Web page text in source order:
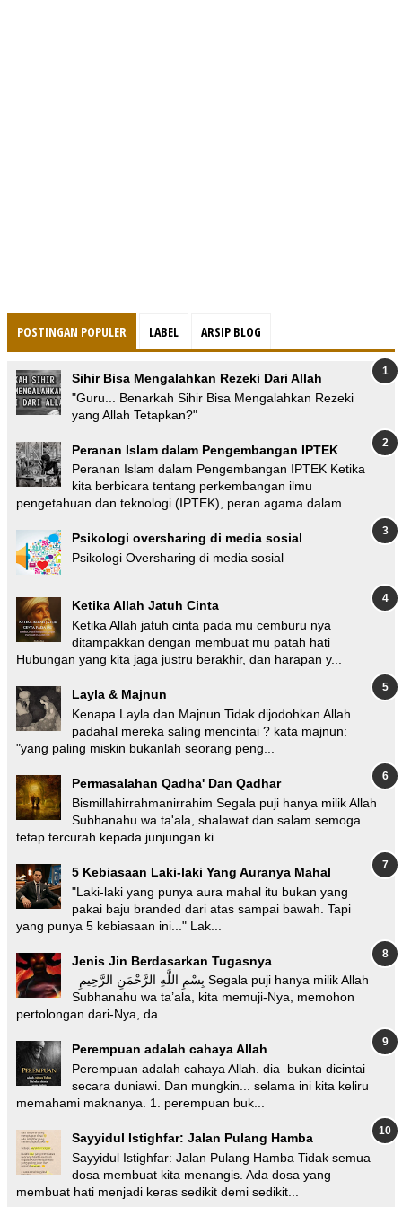
POSTINGAN POPULER LABEL ARSIP BLOG
Sihir Bisa Mengalahkan Rezeki Dari Allah
"Guru... Benarkah Sihir Bisa Mengalahkan Rezeki
yang Allah Tetapkan?"
Peranan Islam dalam Pengembangan IPTEK
Peranan Islam dalam Pengembangan IPTEK Ketika
kita berbicara tentang perkembangan ilmu
pengetahuan dan teknologi (IPTEK), peran agama dalam ...
Psikologi oversharing di media sosial
Psikologi Oversharing di media sosial
Ketika Allah Jatuh Cinta
Ketika Allah jatuh cinta pada mu cemburu nya
ditampakkan dengan membuat mu patah hati
Hubungan yang kita jaga justru berakhir, dan harapan y...
Layla & Majnun
Kenapa Layla dan Majnun Tidak dijodohkan Allah
padahal mereka saling mencintai ? kata majnun:
"yang paling miskin bukanlah seorang peng...
Permasalahan Qadha' Dan Qadhar
Bismillahirrahmanirrahim Segala puji hanya milik Allah
Subhanahu wa ta'ala, shalawat dan salam semoga
tetap tercurah kepada junjungan ki...
5 Kebiasaan Laki-laki Yang Auranya Mahal
"Laki-laki yang punya aura mahal itu bukan yang
pakai baju branded dari atas sampai bawah. Tapi
yang punya 5 kebiasaan ini..." Lak...
Jenis Jin Berdasarkan Tugasnya
Subhanahu wa ta’ala, kita memuji-Nya, memohon
pertolongan dari-Nya, da...
Perempuan adalah cahaya Allah
Perempuan adalah cahaya Allah. dia bukan dicintai
secara duniawi. Dan mungkin... selama ini kita keliru
memahami maknanya. 1. perempuan buk...
Sayyidul Istighfar: Jalan Pulang Hamba
Sayyidul Istighfar: Jalan Pulang Hamba Tidak semua
dosa membuat kita menangis. Ada dosa yang
membuat hati menjadi keras sedikit demi sedikit...